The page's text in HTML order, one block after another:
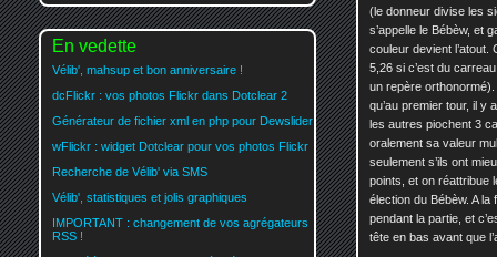
(le donneur divise les
s’appelle le Bébèw, et
couleur devient l’atout.
5,26 si c’est du
un repère orthonormé).
qu’au premier tour, il y
les autres piochent 3
oralement sa valeur
seulement s’ils ont
points, et on réattribue
élection du Bébèw. A
pendant la partie, et
tête en bas avant que
En vedette
Vélib', mahsup et bon anniversaire !
dcFlickr : vos photos Flickr dans Dotclear 2
Générateur de fichier xml en php pour Dewslider
wFlickr : widget Dotclear pour vos photos Flickr
Recherche de Vélib' via SMS
Vélib', statistiques et jolis graphiques
IMPORTANT : changement de vos agrégateurs
RSS !